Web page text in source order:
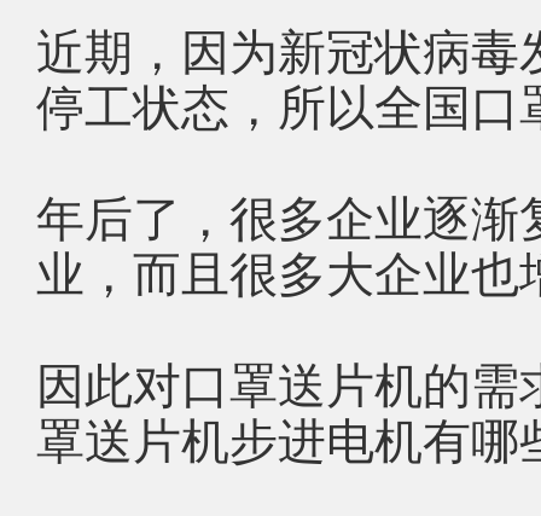
近期，因为新冠状病
停工状态，所以全国
年后了，很多企业逐
业，而且很多大企业
因此对口罩送片机的
罩送片机步进电机有哪